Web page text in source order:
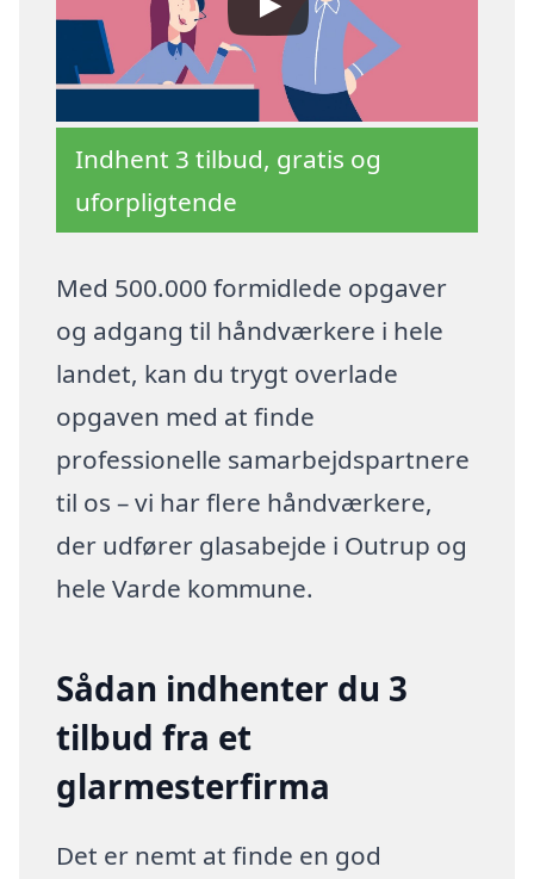
Indhent 3 tilbud, gratis og
uforpligtende
Med 500.000 formidlede opgaver
og adgang til håndværkere i hele
landet, kan du trygt overlade
opgaven med at finde
professionelle samarbejdspartnere
til os – vi har flere håndværkere,
der udfører glasabejde i Outrup og
hele Varde kommune.
Sådan indhenter du 3
tilbud fra et
glarmesterfirma
Det er nemt at finde en god